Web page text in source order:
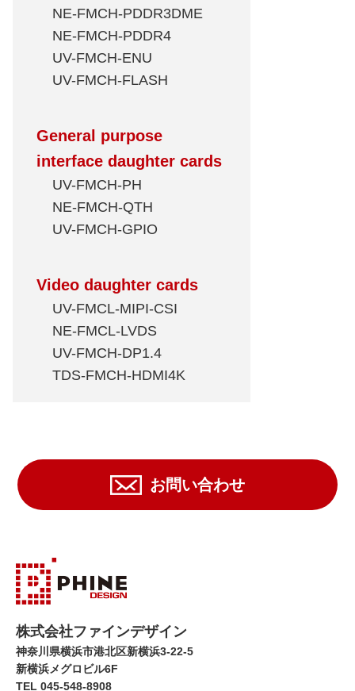
NE-FMCH-PDDR3DME
NE-FMCH-PDDR4
UV-FMCH-ENU
UV-FMCH-FLASH
General purpose
interface daughter cards
UV-FMCH-PH
NE-FMCH-QTH
UV-FMCH-GPIO
Video daughter cards
UV-FMCL-MIPI-CSI
NE-FMCL-LVDS
UV-FMCH-DP1.4
TDS-FMCH-HDMI4K
お問い合わせ
株式会社ファインデザイン
神奈川県横浜市港北区新横浜3-22-5
新横浜メグロビル6F
TEL 045-548-8908